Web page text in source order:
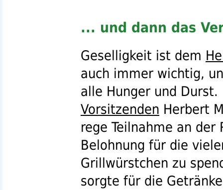
... und dann das
Geselligkeit ist dem
auch immer wichtig,
alle Hunger und
Vorsitzenden Herbert
rege Teilnahme an
Belohnung für die
Grillwürstchen zu
sorgte für die